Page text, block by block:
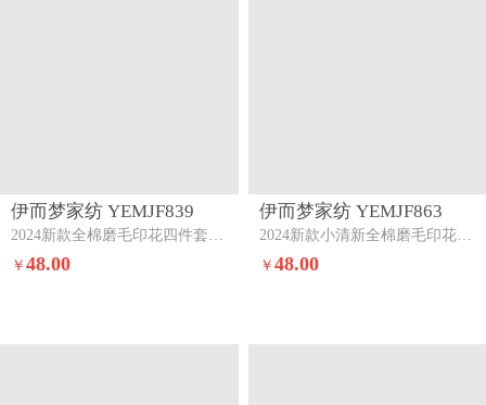
伊而梦家纺 YEMJF839
2024新款全棉磨毛印花四件套系列单品被套梦之羽-粉
￥48.00
伊而梦家纺 YEMJF863
2024新款小清新全棉磨毛印花四件套系列单品被套晚秋
￥ 48.00